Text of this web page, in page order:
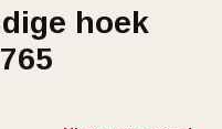
hoek